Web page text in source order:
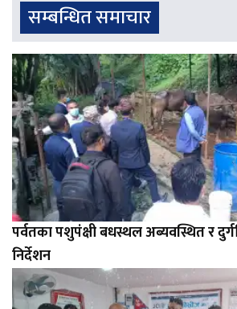
सम्बन्धित समाचार
पर्वतका पशुपंक्षी बधस्थल अब्यवस्थित र
निर्देशन